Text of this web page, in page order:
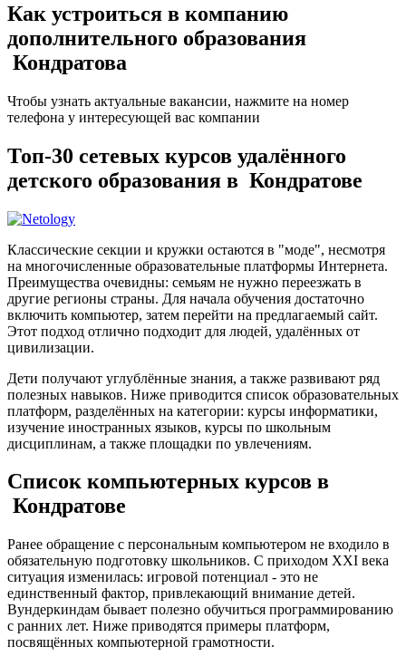
Как устроиться в компанию
дополнительного образования
Кондратова
Чтобы узнать актуальные вакансии, нажмите на номер
телефона у интересующей вас компании
Топ-30 сетевых курсов удалённого
детского образования в Кондратове
Классические секции и кружки остаются в "моде", несмотря
на многочисленные образовательные платформы Интернета.
Преимущества очевидны: семьям не нужно переезжать в
другие регионы страны. Для начала обучения достаточно
включить компьютер, затем перейти на предлагаемый сайт.
Этот подход отлично подходит для людей, удалённых от
цивилизации.
Дети получают углублённые знания, а также развивают ряд
полезных навыков. Ниже приводится список образовательных
платформ, разделённых на категории: курсы информатики,
изучение иностранных языков, курсы по школьным
дисциплинам, а также площадки по увлечениям.
Список компьютерных курсов в
Кондратове
Ранее обращение с персональным компьютером не входило в
обязательную подготовку школьников. С приходом XXI века
ситуация изменилась: игровой потенциал - это не
единственный фактор, привлекающий внимание детей.
Вундеркиндам бывает полезно обучиться программированию
с ранних лет. Ниже приводятся примеры платформ,
посвящённых компьютерной грамотности.